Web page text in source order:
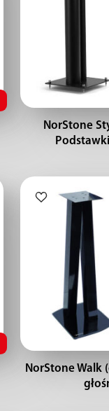
NorStone
NorStone Walk